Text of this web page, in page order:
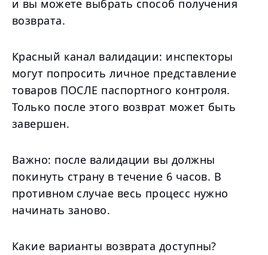
и вы можете выбрать способ получения
возврата.
Красный канал валидации: инспекторы
могут попросить личное представление
товаров ПОСЛЕ паспортного контроля.
Только после этого возврат может быть
завершен.
Важно: после валидации вы должны
покинуть страну в течение 6 часов. В
противном случае весь процесс нужно
начинать заново.
Какие варианты возврата доступны?